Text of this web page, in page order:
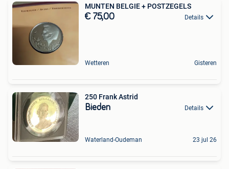
MUNTEN BELGIE + POSTZEGELS
€ 75,00 Details
Wetteren Gisteren
250 Frank Astrid
Bieden Details
Waterland-Oudeman 23 jul 26